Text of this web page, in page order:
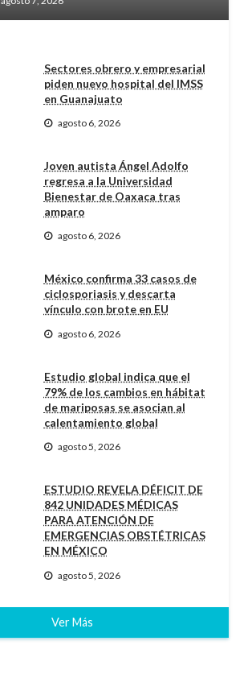
Sectores obrero y empresarial
piden nuevo hospital del IMSS
en Guanajuato
agosto 6, 2026
Joven autista Ángel Adolfo
regresa a la Universidad
Bienestar de Oaxaca tras
amparo
agosto 6, 2026
México confirma 33 casos de
ciclosporiasis y descarta
vínculo con brote en EU
agosto 6, 2026
Estudio global indica que el
79% de los cambios en hábitat
de mariposas se asocian al
calentamiento global
agosto 5, 2026
ESTUDIO REVELA DÉFICIT DE
842 UNIDADES MÉDICAS
PARA ATENCIÓN DE
EMERGENCIAS OBSTÉTRICAS
EN MÉXICO
agosto 5, 2026
Ver Más